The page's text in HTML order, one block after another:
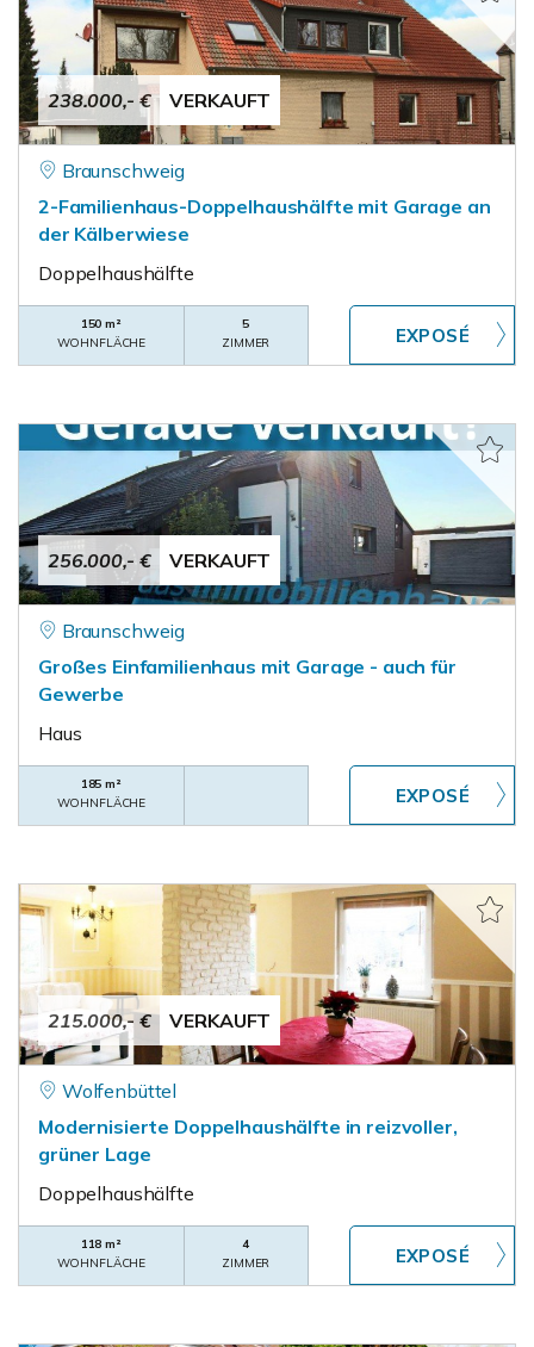
238.000,- € VERKAUFT
Braunschweig
2-Familienhaus-Doppelhaushälfte mit Garage an
der Kälberwiese
Doppelhaushälfte
150 m²
WOHNFLÄCHE
5
ZIMMER
256.000,- € VERKAUFT
Braunschweig
Großes Einfamilienhaus mit Garage - auch für
Gewerbe
Haus
185 m²
WOHNFLÄCHE
215.000,- € VERKAUFT
Wolfenbüttel
Modernisierte Doppelhaushälfte in reizvoller,
grüner Lage
Doppelhaushälfte
118 m²
WOHNFLÄCHE
4
ZIMMER